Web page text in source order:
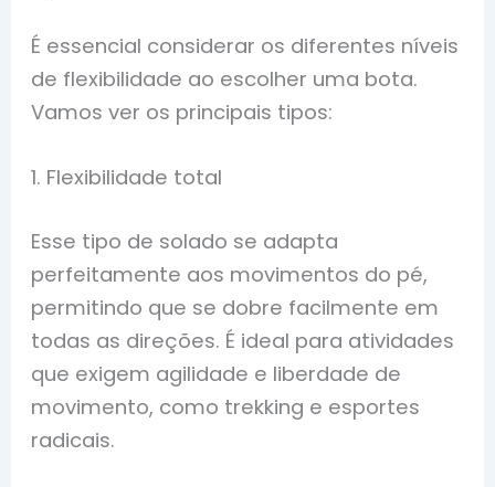
É essencial considerar os diferentes níveis
de flexibilidade ao escolher uma bota.
Vamos ver os principais tipos:
1. Flexibilidade total
Esse tipo de solado se adapta
perfeitamente aos movimentos do pé,
permitindo que se dobre facilmente em
todas as direções. É ideal para atividades
que exigem agilidade e liberdade de
movimento, como trekking e esportes
radicais.